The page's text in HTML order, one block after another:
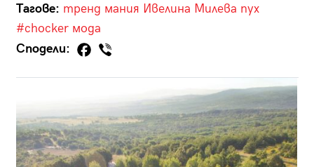
Тагове: тренд мания Ивелина Милева пух
#chocker мода
Сподели: